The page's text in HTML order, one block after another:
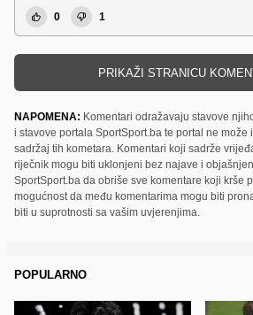
0 1
PRIKAŽI STRANICU
NAPOMENA: Komentari odražavaju stavove
i stavove portala SportSport.ba te portal ne može
sadržaj tih kometara. Komentari koji sadrže
riječnik mogu biti uklonjeni bez najave i
SportSport.ba da obriše sve komentare koji krše
mogućnost da među komentarima mogu biti
biti u suprotnosti sa vašim uvjerenjima.
POPULARNO